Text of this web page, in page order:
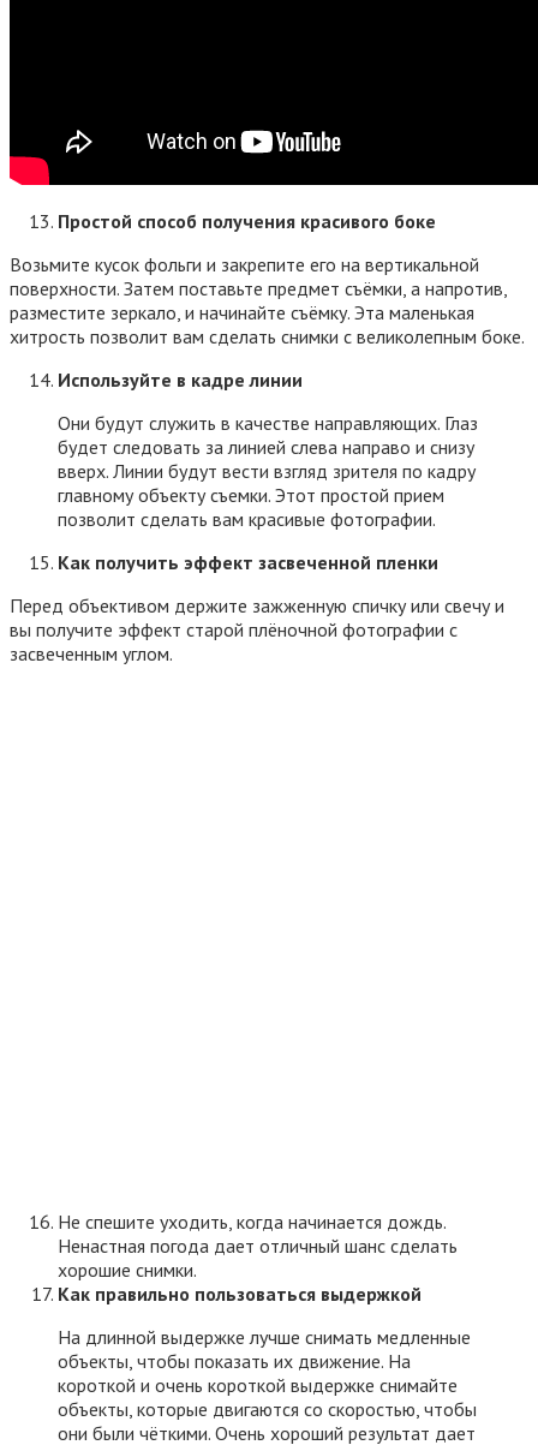
Простой способ получения красивого боке
Возьмите кусок фольги и закрепите его на вертикальной
поверхности. Затем поставьте предмет съёмки, а напротив,
разместите зеркало, и начинайте съёмку. Эта маленькая
хитрость позволит вам сделать снимки с великолепным боке.
Используйте в кадре линии
Они будут служить в качестве направляющих. Глаз
будет следовать за линией слева направо и снизу
вверх. Линии будут вести взгляд зрителя по кадру
главному объекту съемки. Этот простой прием
позволит сделать вам красивые фотографии.
Как получить эффект засвеченной пленки
Перед объективом держите зажженную спичку или свечу и
вы получите эффект старой плёночной фотографии с
засвеченным углом.
Не спешите уходить, когда начинается дождь.
Ненастная погода дает отличный шанс сделать
хорошие снимки.
Как правильно пользоваться выдержкой
На длинной выдержке лучше снимать медленные
объекты, чтобы показать их движение. На
короткой и очень короткой выдержке снимайте
объекты, которые двигаются со скоростью, чтобы
они были чёткими. Очень хороший результат дает